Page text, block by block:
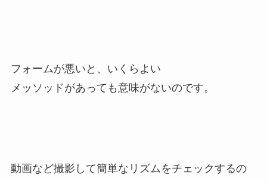
フォームが悪いと、いくらよい
メッソッドがあっても意味がないのです。
動画など撮影して簡単なリズムをチェックするの